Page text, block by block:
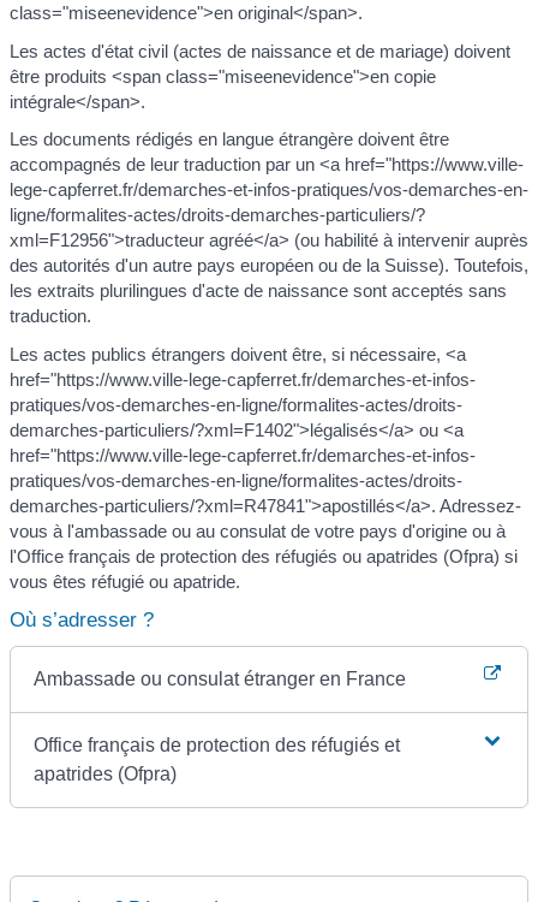
class="miseenevidence">en original</span>.
Les actes d'état civil (actes de naissance et de mariage) doivent
être produits <span class="miseenevidence">en copie
intégrale</span>.
Les documents rédigés en langue étrangère doivent être
accompagnés de leur traduction par un <a href="https://www.ville-
lege-capferret.fr/demarches-et-infos-pratiques/vos-demarches-en-
ligne/formalites-actes/droits-demarches-particuliers/?
xml=F12956">traducteur agréé</a> (ou habilité à intervenir auprès
des autorités d'un autre pays européen ou de la Suisse). Toutefois,
les extraits plurilingues d'acte de naissance sont acceptés sans
traduction.
Les actes publics étrangers doivent être, si nécessaire, <a
href="https://www.ville-lege-capferret.fr/demarches-et-infos-
pratiques/vos-demarches-en-ligne/formalites-actes/droits-
demarches-particuliers/?xml=F1402">légalisés</a> ou <a
href="https://www.ville-lege-capferret.fr/demarches-et-infos-
pratiques/vos-demarches-en-ligne/formalites-actes/droits-
demarches-particuliers/?xml=R47841">apostillés</a>. Adressez-
vous à l'ambassade ou au consulat de votre pays d'origine ou à
l'Office français de protection des réfugiés ou apatrides (Ofpra) si
vous êtes réfugié ou apatride.
Où s’adresser ?
Ambassade ou consulat étranger en France
Office français de protection des réfugiés et
apatrides (Ofpra)